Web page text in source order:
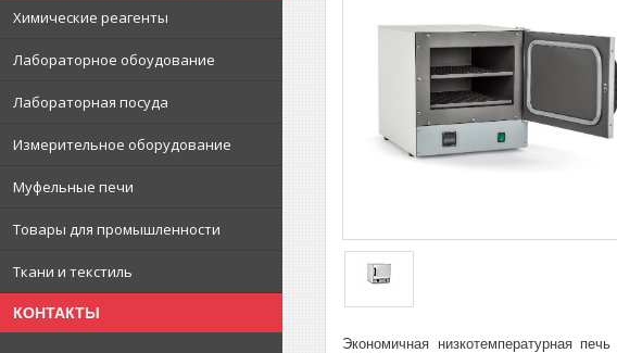
Химические реагенты
Лабораторное обоудование
Лабораторная посуда
Измерительное оборудование
Муфельные печи
Товары для промышленности
Ткани и текстиль
КОНТАКТЫ
Экономичная низкотемпературная